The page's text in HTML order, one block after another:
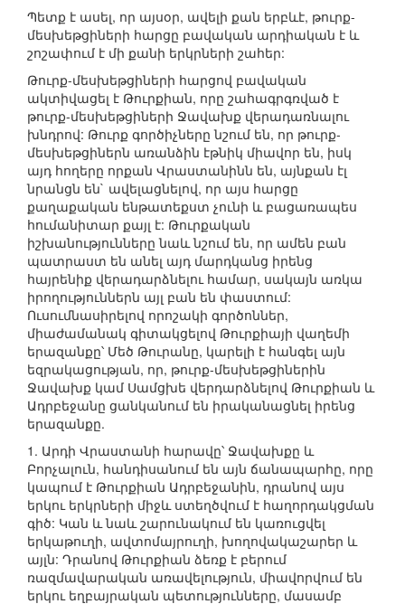
Պետք է ասել, որ այսօր, ավելի քան երբևէ, թուրք-
մեսխեթցիների հարցը բավական արդիական է և
շոշափում է մի քանի երկրների շահեր:
Թուրք-մեսխեթցիների հարցով բավական
ակտիվացել է Թուրքիան, որը շահագրգռված է
թուրք-մեսխեթցիների Ջավախք վերադառնալու
խնդրով: Թուրք գործիչները նշում են, որ թուրք-
մեսխեթցիներն առանձին էթնիկ միավոր են, իսկ
այդ հողերը որքան Վրաստանինն են, այնքան էլ
նրանցն են` ավելացնելով, որ այս հարցը
քաղաքական ենթատեքստ չունի և բացառապես
հումանիտար քայլ է: Թուրքական
իշխանությունները նաև նշում են, որ ամեն բան
պատրաստ են անել այդ մարդկանց իրենց
հայրենիք վերադարձնելու համար, սակայն առկա
իրողություններն այլ բան են փաստում:
Ուսումնասիրելով որոշակի գործոններ,
միաժամանակ գիտակցելով Թուրքիայի վաղեմի
երազանքը՝ Մեծ Թուրանը, կարելի է հանգել այն
եզրակացության, որ, թուրք-մեսխեթցիներին
Ջավախք կամ Սամցխե վերդարձնելով Թուրքիան և
Ադրբեջանը ցանկանում են իրականացնել իրենց
երազանքը.
1. Արդի Վրաստանի հարավը՝ Ջավախքը և
Բորչալուն, հանդիսանում են այն ճանապարհը, որը
կապում է Թուրքիան Ադրբեջանին, դրանով այս
երկու երկրների միջև ստեղծվում է հաղորդակցման
գիծ: Կան և նաև շարունակում են կառուցվել
երկաթուղի, ավտոմայրուղի, խողովակաշարեր և
այլն: Դրանով Թուրքիան ձեռք է բերում
ռազմավարական առավելություն, միավորվում են
երկու եղբայրական պետությունները, մասամբ